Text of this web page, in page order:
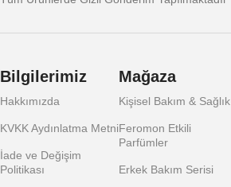
Bilgilerimiz
Hakkımızda
KVKK Aydınlatma Metni
İade ve Değişim
Politikası
Mağaza
Kişisel Bakım & Sağlık
Feromon Etkili
Parfümler
Erkek Bakım Serisi